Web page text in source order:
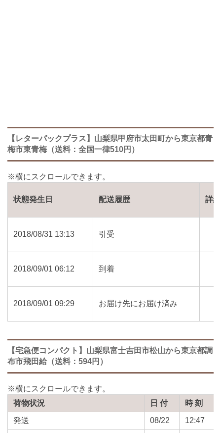
【レターパックプラス】山梨県甲府市太田町から東京都青
梅市東青梅（送料：全国一律510円）
状態発生日 配送履歴 詳細
2018/08/31 13:13 引受
2018/09/01 06:12 到着
2018/09/01 09:29 お届け先にお届け済み
【宅急便コンパクト】山梨県富士吉田市松山から東京都調
布市飛田給（送料：594円）
荷物状況 日 付 時 刻
発送 08/22 12:47